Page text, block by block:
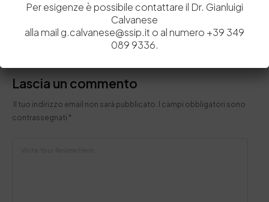
Lascia un commento
Il tuo indirizzo email non sarà pubblicato. I campi obbligatori sono
contrassegnati *
Per esigenze è possibile contattare il Dr. Gianluigi
Calvanese
alla mail g.calvanese@ssip.it o al numero +39 349
089 9336.